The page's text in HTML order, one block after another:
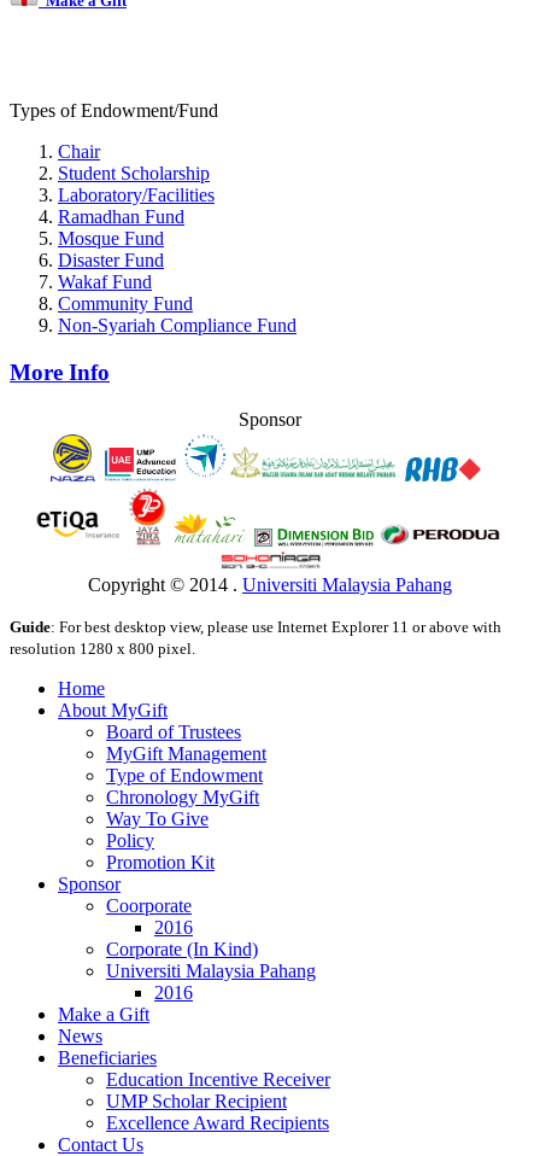
Types of Endowment/Fund
Chair
Student Scholarship
Laboratory/Facilities
Ramadhan Fund
Mosque Fund
Disaster Fund
Wakaf Fund
Community Fund
Non-Syariah Compliance Fund
More Info
Sponsor
Copyright © 2014 . Universiti Malaysia Pahang
Guide: For best desktop view, please use Internet Explorer 11 or above with
resolution 1280 x 800 pixel.
Home
About MyGift
Board of Trustees
MyGift Management
Type of Endowment
Chronology MyGift
Way To Give
Policy
Promotion Kit
Sponsor
Coorporate
2016
Corporate (In Kind)
Universiti Malaysia Pahang
2016
Make a Gift
News
Beneficiaries
Education Incentive Receiver
UMP Scholar Recipient
Excellence Award Recipients
Contact Us